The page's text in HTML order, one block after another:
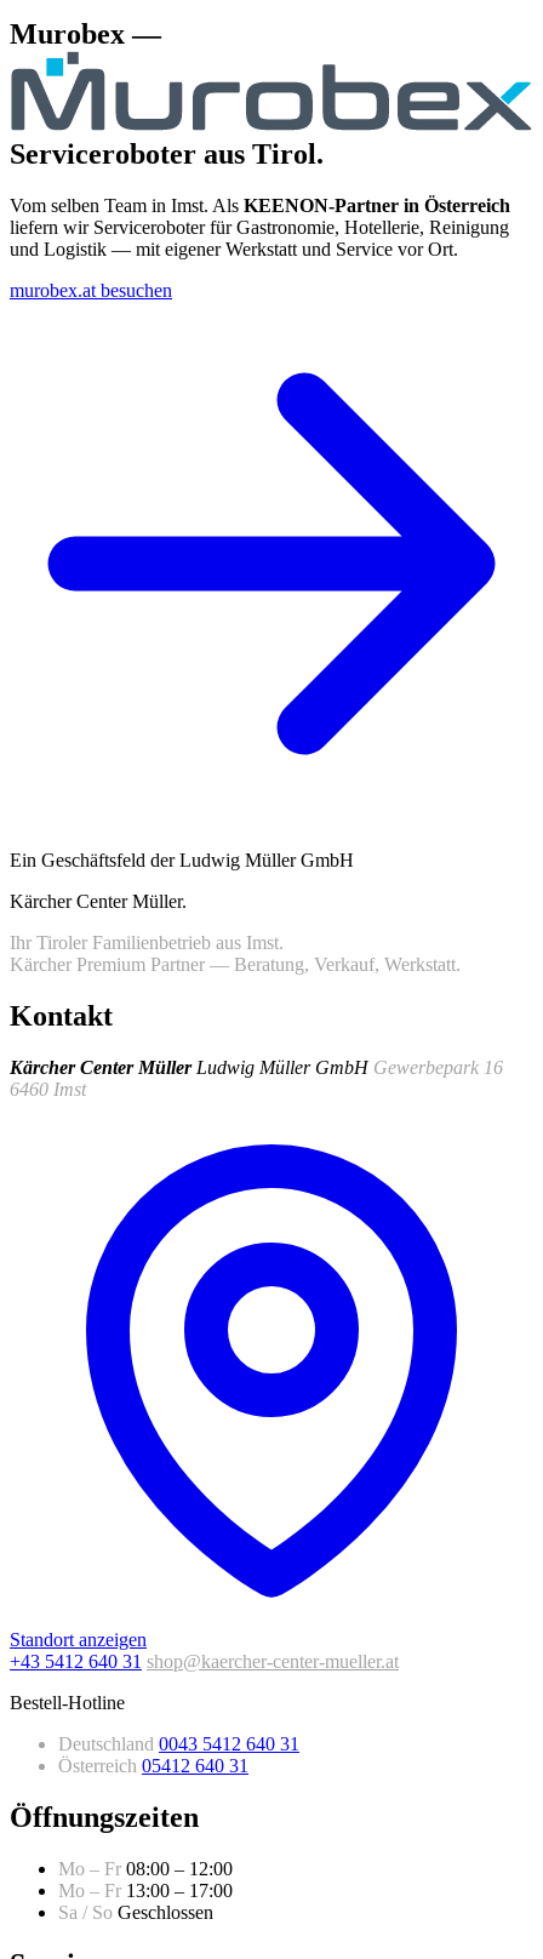
Murobex —
Serviceroboter aus Tirol.
Vom selben Team in Imst. Als KEENON-Partner in Österreich
liefern wir Serviceroboter für Gastronomie, Hotellerie, Reinigung
und Logistik — mit eigener Werkstatt und Service vor Ort.
murobex.at besuchen
Ein Geschäftsfeld der Ludwig Müller GmbH
Kärcher Center Müller.
Ihr Tiroler Familienbetrieb aus Imst.
Kärcher Premium Partner — Beratung, Verkauf, Werkstatt.
Kontakt
Kärcher Center Müller Ludwig Müller GmbH Gewerbepark 16
6460 Imst
Standort anzeigen
+43 5412 640 31 shop@kaercher-center-mueller.at
Bestell-Hotline
Deutschland 0043 5412 640 31
Österreich 05412 640 31
Öffnungszeiten
Mo – Fr 08:00 – 12:00
Mo – Fr 13:00 – 17:00
Sa / So Geschlossen